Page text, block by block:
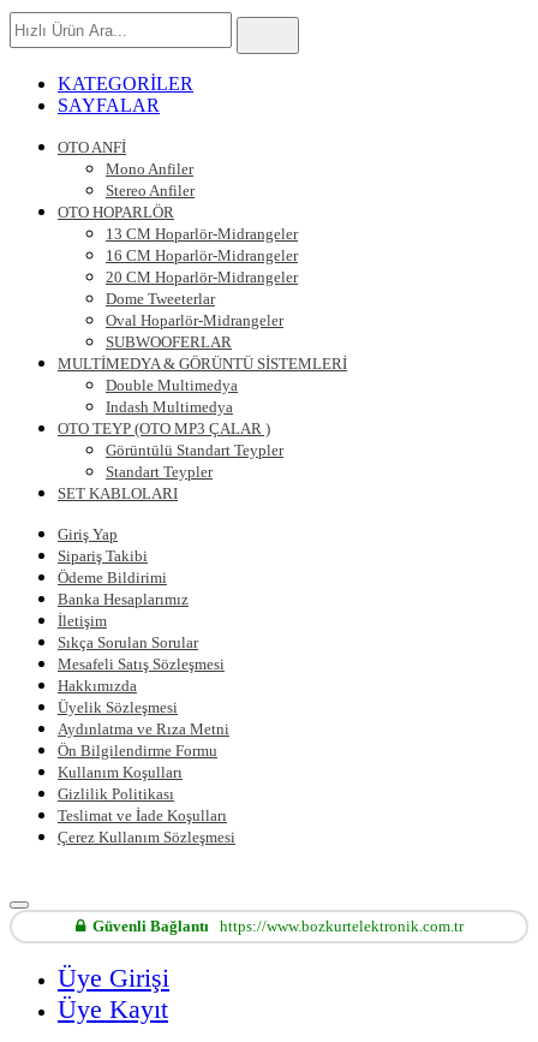
Hızlı
Ürün
KATEGORİLER
SAYFALAR
OTO ANFİ
Mono Anfiler
Stereo Anfiler
OTO HOPARLÖR
13 CM Hoparlör-Midrangeler
16 CM Hoparlör-Midrangeler
20 CM Hoparlör-Midrangeler
Dome Tweeterlar
Oval Hoparlör-Midrangeler
SUBWOOFERLAR
MULTİMEDYA & GÖRÜNTÜ SİSTEMLERİ
Double Multimedya
Indash Multimedya
OTO TEYP (OTO MP3 ÇALAR )
Görüntülü Standart Teypler
Standart Teypler
SET KABLOLARI
Giriş Yap
Sipariş Takibi
Ödeme Bildirimi
Banka Hesaplarımız
İletişim
Sıkça Sorulan Sorular
Mesafeli Satış Sözleşmesi
Hakkımızda
Üyelik Sözleşmesi
Aydınlatma ve Rıza Metni
Ön Bilgilendirme Formu
Kullanım Koşulları
Gizlilik Politikası
Teslimat ve İade Koşulları
Çerez Kullanım Sözleşmesi
Güvenli Bağlantıhttps://www.bozkurtelektronik.com.tr
Üye Girişi
Üye Kayıt